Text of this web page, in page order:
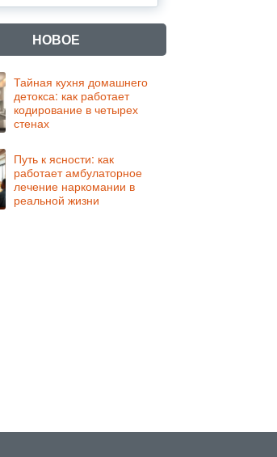
НОВОЕ
Тайная кухня домашнего
детокса: как работает
кодирование в четырех
стенах
Путь к ясности: как
работает амбулаторное
лечение наркомании в
реальной жизни